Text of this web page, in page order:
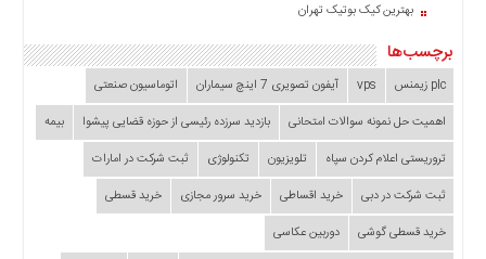
بهترین کیک بوتیک تهران
برچسب‌ها
plc زیمنس vps آیفون تصویری 7 اینچ سیماران
اتوماسیون صنعتی
اهمیت حل نمونه سوالات امتحانی
بازدید سرزده‌ رئیسی از حوزه قضایی ‌پیشوا
بیمه
تروریستی اعلام کردن سپاه
تلویزیون تکنولوژی
ثبت شرکت در امارات
ثبت شرکت در دبی
خرید اقساطی خرید سرور مجازی
خرید قسطی
خرید قسطی گوشی
دوربین عکاسی